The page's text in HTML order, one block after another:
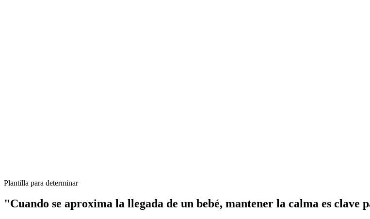
Plantilla para determinar
"Cuando se aproxima la llegada de un bebé, mantener la calma es clave